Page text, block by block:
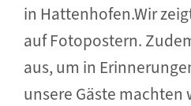
in Hattenhofen.Wir
auf Fotopostern.
aus, um in
unsere Gäste